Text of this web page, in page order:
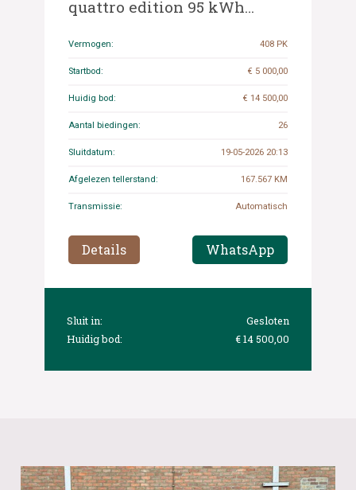
quattro edition 95 kWh
eigenaar), K-470-GB
Vermogen: 408 PK
Startbod: € 5 000,00
Huidig bod: € 14 500,00
Aantal biedingen: 26
Sluitdatum: 19-05-2026 20:13
Afgelezen tellerstand: 167.567 KM
Transmissie: Automatisch
Details WhatsApp
Sluit in:
Gesloten
Huidig bod:
€ 14 500,00